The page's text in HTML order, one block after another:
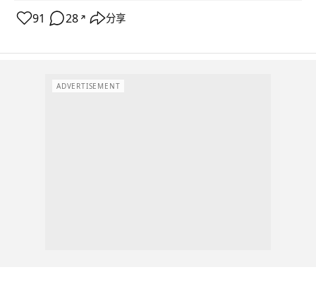
91 28 ↗ 分享
ADVERTISEMENT